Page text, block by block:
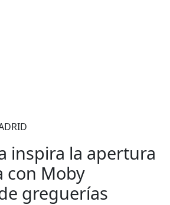
inspira la apertura
con Moby
greguerías